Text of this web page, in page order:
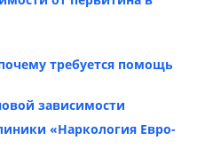
требуется помощь
зависимости
«Наркология Евро-